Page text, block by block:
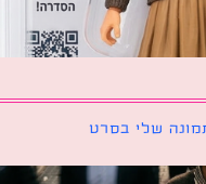
בסרט